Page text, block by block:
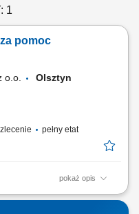
1
pomoc
o.o.
Olsztyn
pełny etat
pokaż opis
Czas trwania: 6 godzin